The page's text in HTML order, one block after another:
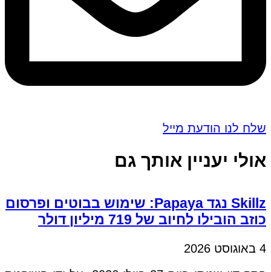
שלח לנו הודעת מייל
אולי יעניין אותך גם
Skillz נגד Papaya: שימוש בבוטים ופרסום
כוזב הובילו לחיוב של 719 מיליון דולר
4 באוגוסט 2026